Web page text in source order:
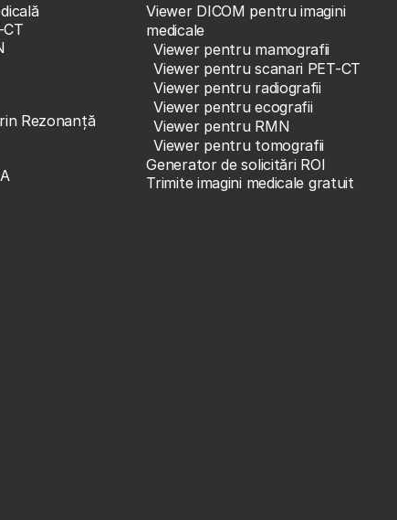
Rezonanță
Viewer DICOM pentru imagini
medicale
Viewer pentru mamografii
Viewer pentru scanari PET-CT
Viewer pentru radiografii
Viewer pentru ecografii
Viewer pentru RMN
Viewer pentru tomografii
Generator de solicitări ROI
Trimite imagini medicale gratuit